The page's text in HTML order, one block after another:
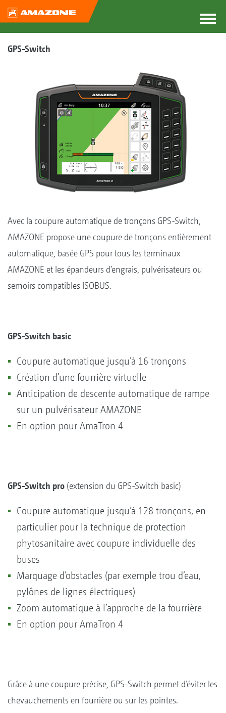
GPS-Switch
Avec la coupure automatique de tronçons GPS-Switch,
AMAZONE propose une coupure de tronçons entièrement
automatique, basée GPS pour tous les terminaux
AMAZONE et les épandeurs d’engrais, pulvérisateurs ou
semoirs compatibles ISOBUS.
GPS-Switch basic
Coupure automatique jusqu’à 16 tronçons
Création d’une fourrière virtuelle
Anticipation de descente automatique de rampe
sur un pulvérisateur AMAZONE
En option pour AmaTron 4
GPS-Switch pro (extension du GPS-Switch basic)
Coupure automatique jusqu’à 128 tronçons, en
particulier pour la technique de protection
phytosanitaire avec coupure individuelle des
buses
Marquage d’obstacles (par exemple trou d’eau,
pylônes de lignes électriques)
Zoom automatique à l’approche de la fourrière
En option pour AmaTron 4
Grâce à une coupure précise, GPS-Switch permet d’éviter les
chevauchements en fourrière ou sur les pointes.